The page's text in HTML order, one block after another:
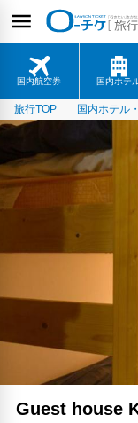
国内航空券 国内ホテ
旅行TOP 国内ホテル
Guest house